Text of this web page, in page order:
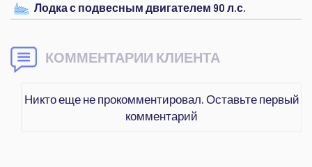
Лодка с подвесным двигателем 90 л.с.
КОММЕНТАРИИ КЛИЕНТА
Никто еще не прокомментировал. Оставьте первый
комментарий